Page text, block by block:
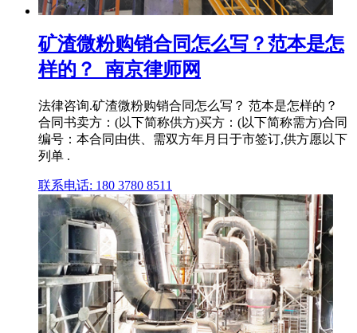
矿渣微粉购销合同怎么写？范本是怎
样的？_南京律师网
法律咨询.矿渣微粉购销合同怎么写？ 范本是怎样的？
合同书卖方：(以下简称供方)买方：(以下简称需方)合同
编号：本合同由供、需双方年月日于市签订,供方愿以下
列单 .
联系电话: 180 3780 8511